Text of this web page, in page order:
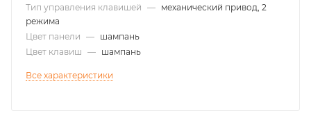
Тип управления клавишей — механический привод, 2
режима
Цвет панели — шампань
Цвет клавиш — шампань
Все характеристики